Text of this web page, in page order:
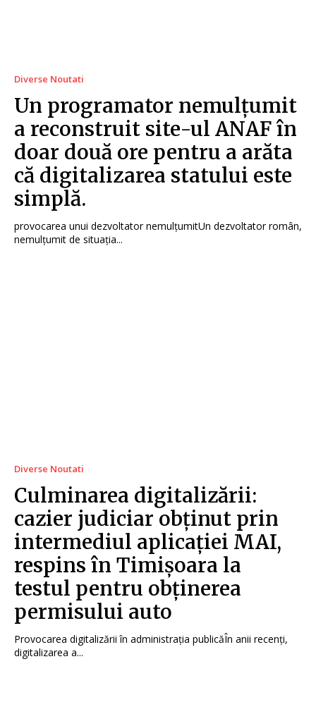
Diverse Noutati
Un programator nemulțumit
a reconstruit site-ul ANAF în
doar două ore pentru a arăta
că digitalizarea statului este
simplă.
provocarea unui dezvoltator nemulțumitUn dezvoltator român,
nemulțumit de situația...
Diverse Noutati
Culminarea digitalizării:
cazier judiciar obținut prin
intermediul aplicației MAI,
respins în Timișoara la
testul pentru obținerea
permisului auto
Provocarea digitalizării în administrația publicăÎn anii recenți,
digitalizarea a...